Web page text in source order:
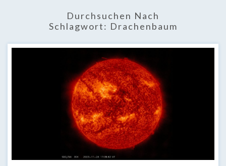
Durchsuchen Nach
Schlagwort: Drachenbaum